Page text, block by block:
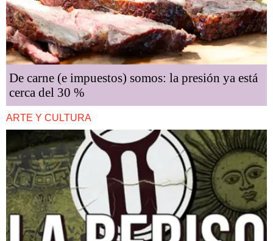
De carne (e impuestos) somos: la presión ya está
cerca del 30 %
ARTE Y CULTURA